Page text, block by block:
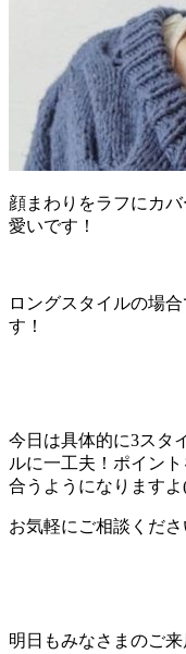
顔まわりをラフにカ
愛いです！
ロングスタイルの場
す！
今日は具体的に3スタ
ルに一工夫！ポイン
合うようになりますよ
お気軽にご相談くださ
明日もみなさまのご